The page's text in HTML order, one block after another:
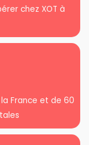
chez XOT à
France et de 60